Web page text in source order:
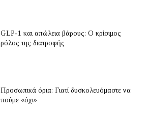
GLP-1 και απώλεια βάρους: Ο κρίσιμος
ρόλος της διατροφής
Προσωπικά όρια: Γιατί δυσκολευόμαστε να
πούμε «όχι»